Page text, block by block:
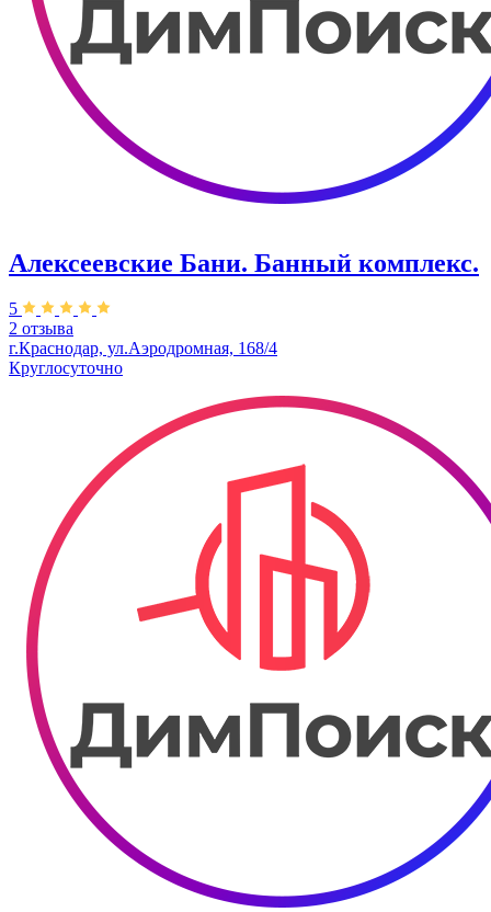
Алексеевские Бани. Банный комплекс.
5
2 отзыва
г.Краснодар, ул.Аэродромная, 168/4
Круглосуточно